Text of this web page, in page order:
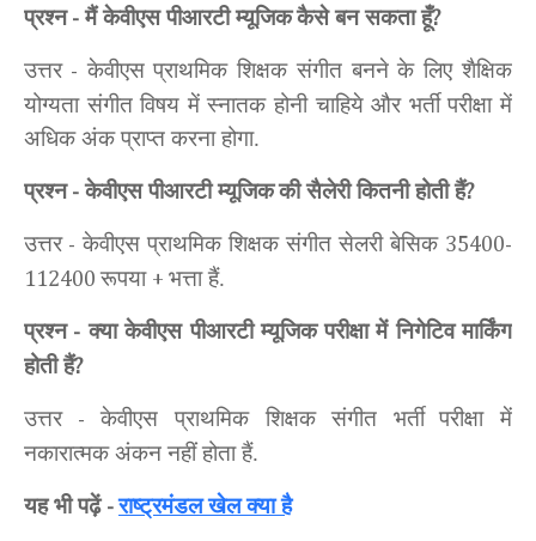
प्रश्न - मैं केवीएस पीआरटी म्यूजिककैसे बन सकता हूँ?
उत्तर - केवीएस प्राथमिक शिक्षक संगीत बनने के लिए शैक्षिक
योग्यता संगीत विषय में स्नातक होनी चाहिये और भर्ती परीक्षा में
अधिक अंक प्राप्त करना होगा.
प्रश्न - केवीएस पीआरटी म्यूजिककी सैलेरी कितनी होती हैं?
उत्तर - केवीएस प्राथमिक शिक्षक संगीत सेलरी बेसिक 35400-
112400 रूपया + भत्ता हैं.
प्रश्न - क्या केवीएस पीआरटी म्यूजिक परीक्षा में निगेटिव मार्किंग
होती हैं?
उत्तर - केवीएस प्राथमिक शिक्षक संगीत भर्ती
परीक्षा में
नकारात्मक अंकन नहीं होता हैं.
यह भी पढ़ें -राष्ट्रमंडल खेल क्या है